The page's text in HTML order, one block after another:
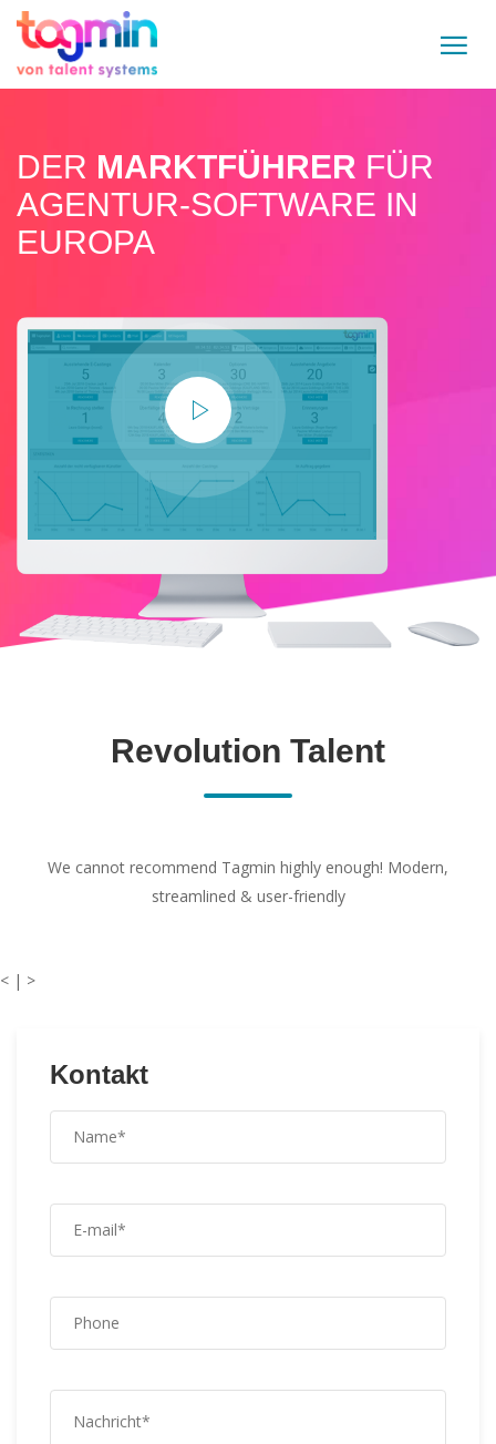
DER MARKTFÜHRER FÜR
AGENTUR-SOFTWARE IN
EUROPA
Revolution Talent
We cannot recommend Tagmin highly enough! Modern,
streamlined & user-friendly
< | >
Kontakt